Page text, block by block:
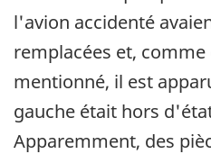
l'avion accidenté
remplacées et, comme
mentionné, il est
gauche était hors
Apparemment, des